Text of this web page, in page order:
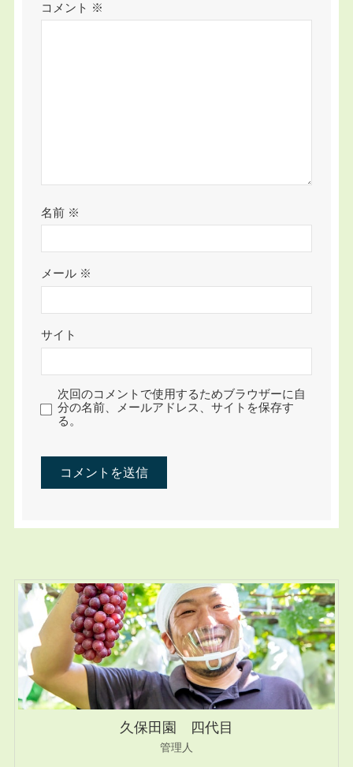
コメント ※
名前 ※
メール ※
サイト
次回のコメントで使用するためブラウザーに自
分の名前、メールアドレス、サイトを保存す
る。
久保田園 四代目
管理人